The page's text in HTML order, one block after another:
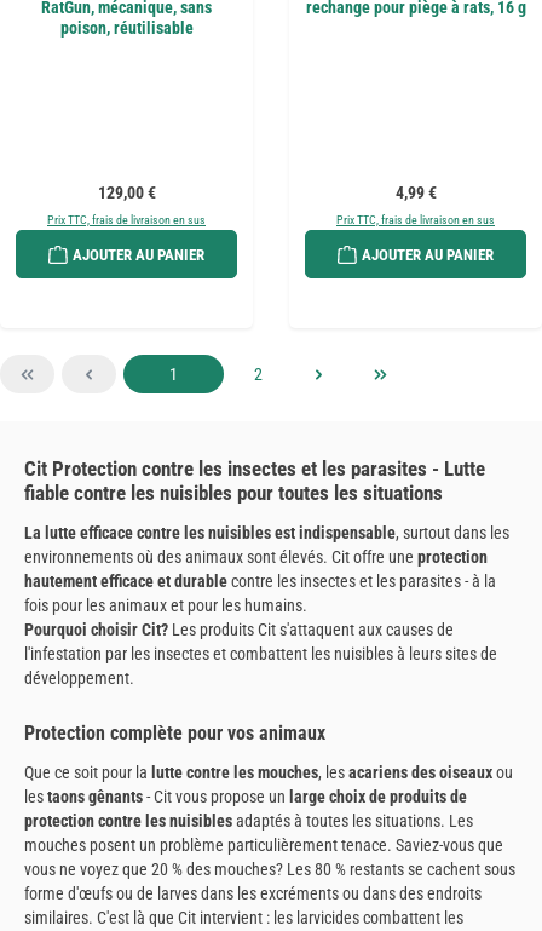
RatGun, mécanique, sans
poison, réutilisable
Prix régulier :
129,00 €
Prix TTC, frais de livraison en sus
AJOUTER AU PANIER
rechange pour piège à rats, 16 g
Prix régulier :
4,99 €
Prix TTC, frais de livraison en sus
AJOUTER AU PANIER
Page
1 Page
2
Cit Protection contre les insectes et les parasites - Lutte
fiable contre les nuisibles pour toutes les situations
La lutte efficace contre les nuisibles est indispensable, surtout dans les
environnements où des animaux sont élevés. Cit offre une protection
hautement efficace et durablecontre les insectes et les parasites - à la
fois pour les animaux et pour les humains.
Pourquoi choisir Cit? Les produits Cit s'attaquent aux causes de
l'infestation par les insectes et combattent les nuisibles à leurs sites de
développement.
Protection complète pour vos animaux
Que ce soit pour la lutte contre les mouches, lesacariens des oiseauxou
lestaons gênants- Cit vous propose un large choix de produits de
protection contre les nuisiblesadaptés à toutes les situations. Les
mouches posent un problème particulièrement tenace. Saviez-vous que
vous ne voyez que 20 % des mouches? Les 80 % restants se cachent sous
forme d'œufs ou de larves dans les excréments ou dans des endroits
similaires. C'est là que Cit intervient : les larvicides combattent les